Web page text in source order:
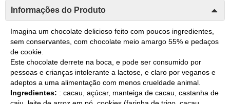
Informações do Produto
Imagina um chocolate delicioso feito com poucos ingredientes,
sem conservantes, com chocolate meio amargo 55% e pedaços
de cookie.
Este chocolate derrete na boca, e pode ser consumido por
pessoas e crianças intolerante a lactose, e claro por veganos e
adeptos a uma alimentação com menos crueldade animal.
Ingredientes: : cacau, açúcar, manteiga de cacau, castanha de